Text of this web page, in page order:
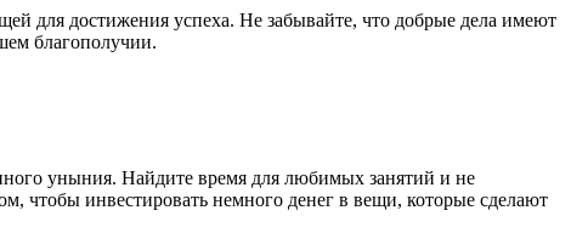
для достижения успеха. Не забывайте, что добрые дела имеют
благополучии.
уныния. Найдите время для любимых занятий и не
чтобы инвестировать немного денег в вещи, которые сделают